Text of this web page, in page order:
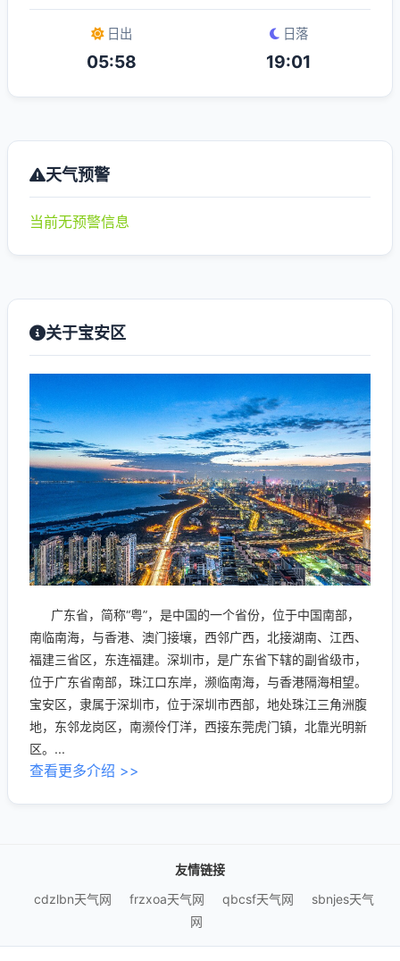
日出
05:58
日落
19:01
天气预警
当前无预警信息
关于宝安区
广东省，简称“粤”，是中国的一个省份，位于中国南部，
南临南海，与香港、澳门接壤，西邻广西，北接湖南、江西、
福建三省区，东连福建。深圳市，是广东省下辖的副省级市，
位于广东省南部，珠江口东岸，濒临南海，与香港隔海相望。
宝安区，隶属于深圳市，位于深圳市西部，地处珠江三角洲腹
地，东邻龙岗区，南濒伶仃洋，西接东莞虎门镇，北靠光明新
区。...
查看更多介绍 >>
友情链接
cdzlbn天气网
frzxoa天气网 qbcsf天气网
sbnjes天气
网